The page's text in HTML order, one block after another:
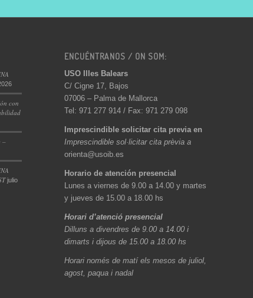
con
–
julio
ENCUÉNTRANOS / ON SOM:
USO Illes Balears
C/ Cigne 17, Bajos
07006 – Palma de Mallorca
Tel: 971 277 914 / Fax: 971 279 098
Imprescindible solicitar cita previa en
Imprescindible sol·licitar cita prèvia a
orienta@usoib.es
Horario de atención presencial
Lunes a viernes de 9.00 a 14.00 y martes
y jueves de 15.00 a 18.00 hs
Horari d’atenció presencial
Dilluns a divendres de 9.00 a 14.00 i
dimarts i dijous de 15.00 a 18.00 hs
Horari només de matí els mesos de juliol,
agost, paqua i nadal